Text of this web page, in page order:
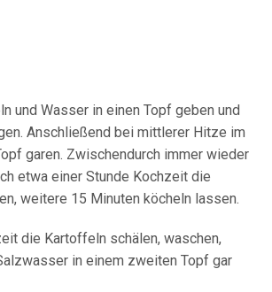
und Wasser in einen Topf geben und
Anschließend bei mittlerer Hitze im
garen. Zwischendurch immer wieder
etwa einer Stunde Kochzeit die
weitere 15 Minuten köcheln lassen.
die Kartoffeln schälen, waschen,
in einem zweiten Topf gar